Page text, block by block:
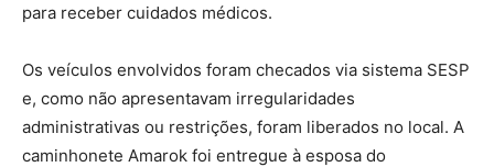
para receber cuidados médicos.
Os veículos envolvidos foram checados via sistema SESP
e, como não apresentavam irregularidades
administrativas ou restrições, foram liberados no local. A
caminhonete Amarok foi entregue à esposa do